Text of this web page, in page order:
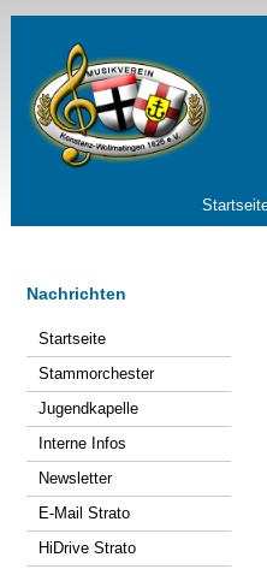
Nachrichten
Navigation
überspringen
Startseite
Stammorchester
Jugendkapelle
Interne Infos
Newsletter
E-Mail Strato
HiDrive Strato